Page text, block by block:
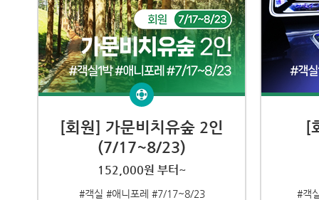
[회원] 가문비치유숲 2인
(7/17~8/23)
152,000원 부터~
#객실 #애니포레 #7/17~8/23
[
#객